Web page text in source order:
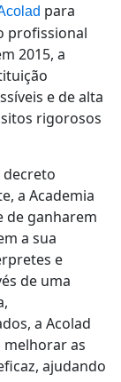
para
profissional
2015, a
e de alta
rigorosos
decreto
a Academia
de ganharem
a sua
e
de uma
a Acolad
as
ajudando